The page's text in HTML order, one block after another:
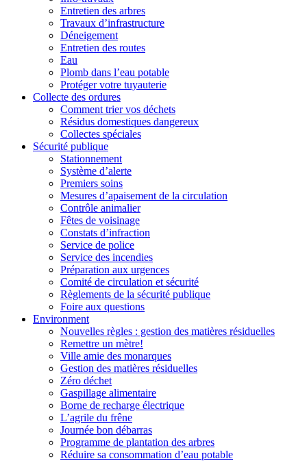
Entretien des arbres
Travaux d’infrastructure
Déneigement
Entretien des routes
Eau
Plomb dans l’eau potable
Protéger votre tuyauterie
Collecte des ordures
Comment trier vos déchets
Résidus domestiques dangereux
Collectes spéciales
Sécurité publique
Stationnement
Système d’alerte
Premiers soins
Mesures d’apaisement de la circulation
Contrôle animalier
Fêtes de voisinage
Constats d’infraction
Service de police
Service des incendies
Préparation aux urgences
Comité de circulation et sécurité
Règlements de la sécurité publique
Foire aux questions
Environment
Nouvelles règles : gestion des matières résiduelles
Remettre un mètre!
Ville amie des monarques
Gestion des matières résiduelles
Zéro déchet
Gaspillage alimentaire
Borne de recharge électrique
L’agrile du frêne
Journée bon débarras
Programme de plantation des arbres
Réduire sa consommation d’eau potable